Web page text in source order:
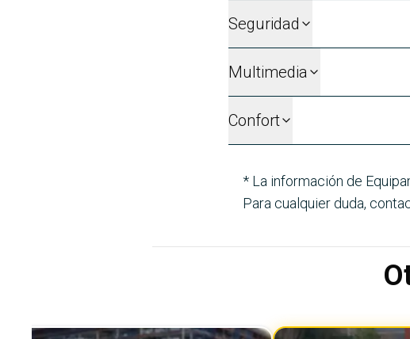
Seguridad
Multimedia
Confort
* La información de
Para cualquier duda,